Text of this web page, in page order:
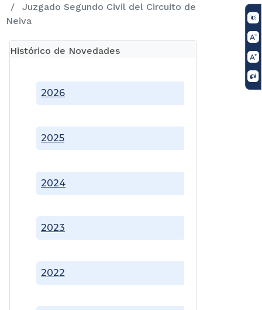
Juzgado Segundo Civil del Circuito de
Neiva
Histórico de Novedades
2022
2023
2024
2025
2026